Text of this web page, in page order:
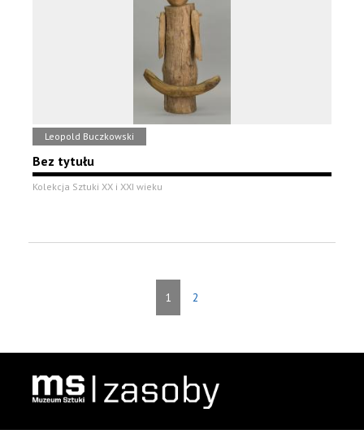
Leopold Buczkowski
Bez tytułu
Kolekcja Sztuki XX i XXI wieku
1 2